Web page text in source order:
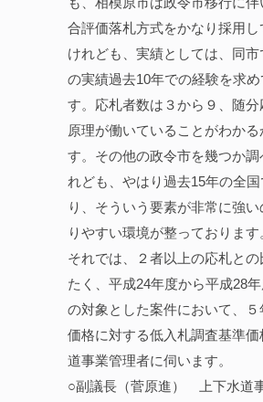
合評価落札方式をかなり採用し
けれども、実績としては、同
の実績過去10年での経験を求め
す。応札者数は３から９、随
原理が働いていることがわかる
す。その他の政令市を幾つか調
れども、やはり過去15年の全国
り、そういう要素が非常に強い
りやすい環境が整っております
それでは、２者以上の応札との
たく、平成24年度から平成28
の対象とした案件において、５
価格に対する低入札調査基準価
道事業管理者に伺います。
○副議長（菅原進） 上下水道